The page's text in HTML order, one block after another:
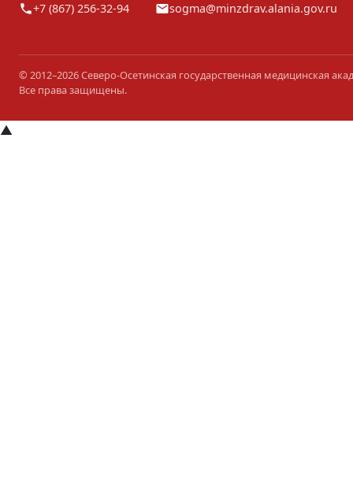
+7 (867) 256-32-94 sogma@minzdrav.alania.gov.ru
© 2012–2026 Северо-Осетинская государственная медицинская
Все права защищены.
▲